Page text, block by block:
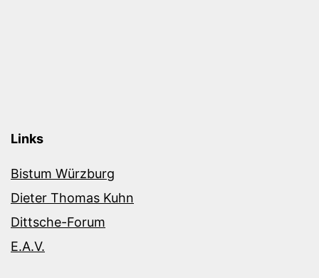
Links
Bistum Würzburg
Dieter Thomas Kuhn
Dittsche-Forum
E.A.V.